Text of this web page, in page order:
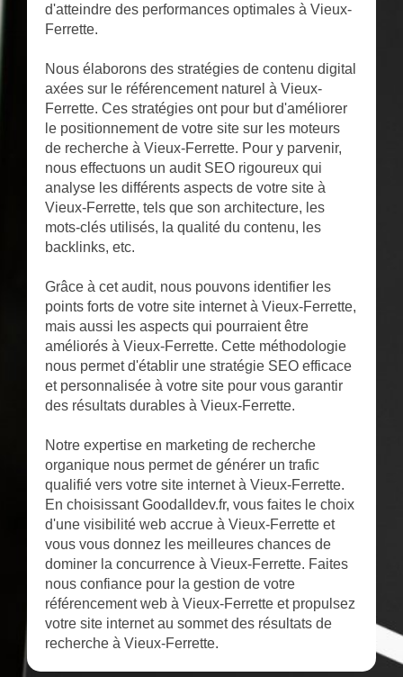
d'atteindre des performances optimales à Vieux-
Ferrette.
Nous élaborons des stratégies de contenu digital
axées sur le référencement naturel à Vieux-
Ferrette. Ces stratégies ont pour but d'améliorer
le positionnement de votre site sur les moteurs
de recherche à Vieux-Ferrette. Pour y parvenir,
nous effectuons un audit SEO rigoureux qui
analyse les différents aspects de votre site à
Vieux-Ferrette, tels que son architecture, les
mots-clés utilisés, la qualité du contenu, les
backlinks, etc.
Grâce à cet audit, nous pouvons identifier les
points forts de votre site internet à Vieux-Ferrette,
mais aussi les aspects qui pourraient être
améliorés à Vieux-Ferrette. Cette méthodologie
nous permet d'établir une stratégie SEO efficace
et personnalisée à votre site pour vous garantir
des résultats durables à Vieux-Ferrette.
Notre expertise en marketing de recherche
organique nous permet de générer un trafic
qualifié vers votre site internet à Vieux-Ferrette.
En choisissant Goodalldev.fr, vous faites le choix
d'une visibilité web accrue à Vieux-Ferrette et
vous vous donnez les meilleures chances de
dominer la concurrence à Vieux-Ferrette. Faites
nous confiance pour la gestion de votre
référencement web à Vieux-Ferrette et propulsez
votre site internet au sommet des résultats de
recherche à Vieux-Ferrette.